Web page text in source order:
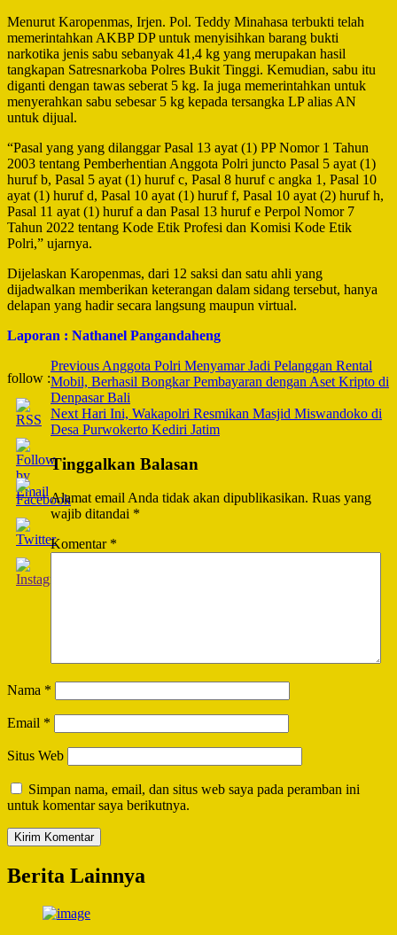
Menurut Karopenmas, Irjen. Pol. Teddy Minahasa terbukti telah
memerintahkan AKBP DP untuk menyisihkan barang bukti
narkotika jenis sabu sebanyak 41,4 kg yang merupakan hasil
tangkapan Satresnarkoba Polres Bukit Tinggi. Kemudian, sabu itu
diganti dengan tawas seberat 5 kg. Ia juga memerintahkan untuk
menyerahkan sabu sebesar 5 kg kepada tersangka LP alias AN
untuk dijual.
“Pasal yang yang dilanggar Pasal 13 ayat (1) PP Nomor 1 Tahun
2003 tentang Pemberhentian Anggota Polri juncto Pasal 5 ayat (1)
huruf b, Pasal 5 ayat (1) huruf c, Pasal 8 huruf c angka 1, Pasal 10
ayat (1) huruf d, Pasal 10 ayat (1) huruf f, Pasal 10 ayat (2) huruf h,
Pasal 11 ayat (1) huruf a dan Pasal 13 huruf e Perpol Nomor 7
Tahun 2022 tentang Kode Etik Profesi dan Komisi Kode Etik
Polri,” ujarnya.
Dijelaskan Karopenmas, dari 12 saksi dan satu ahli yang
dijadwalkan memberikan keterangan dalam sidang tersebut, hanya
delapan yang hadir secara langsung maupun virtual.
Laporan : Nathanel Pangandaheng
follow :
Post
Navigation
Previous Anggota Polri Menyamar Jadi Pelanggan Rental
Mobil, Berhasil Bongkar Pembayaran dengan Aset Kripto di
Denpasar Bali
Next Hari Ini, Wakapolri Resmikan Masjid Miswandoko di
Desa Purwokerto Kediri Jatim
Tinggalkan Balasan
Alamat email Anda tidak akan dipublikasikan. Ruas yang
wajib ditandai *
Komentar *
Nama *
Email *
Situs Web
Simpan nama, email, dan situs web saya pada peramban ini
untuk komentar saya berikutnya.
Berita Lainnya